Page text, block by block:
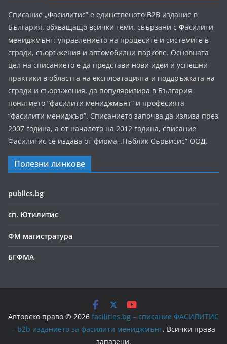
Списание „Фасилитис” е единственото B2B издание в
България, обхващащо всички теми, свързани с Фасилити
мениджмънт: управлението на процесите и системите в
сгради, съоръжения и автомобилни паркове. Основната
цел на списанието е да представи нови идеи и успешни
практики в областта на експлоатацията и поддръжката на
сгради и съоръжения, да популяризира в България
понятието “фасилити мениджмънт” и професията
“фасилити мениджър”. Списанието започва да излиза през
2007 година, а от началото на 2012 година, списание
Фасилитис се издава от фирма „Пъблик Сървисис“ ООД.
Полезни линкове
publics.bg
сп. Ютилитис
ФМ магистратура
БГФМА
Авторско право © 2026 facilities.bg – списание ФАСИЛИТИС
– b2b изданието за фасилити мениджмънт. Всички права
запазени.